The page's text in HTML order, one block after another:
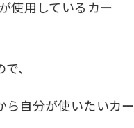
使用しているカー
、
ら自分が使いたいカー